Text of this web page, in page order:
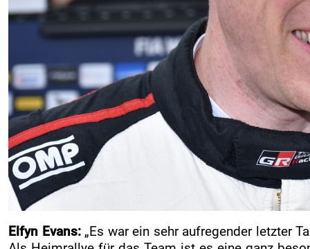
Elfyn Evans: „Es war ein sehr aufregender letzter